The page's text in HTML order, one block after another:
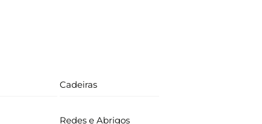
Cadeiras
Redes e Abrigos